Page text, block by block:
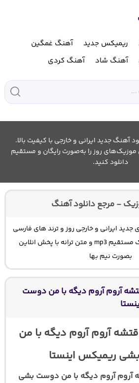
ریمیکس جدید
آهنگ غمگین
آهنگ شاد آهنگ کردی
جدید ایرانی و خارجی با کیفیت بالا.
موزیک‌های روز را به‌صورت رایگان و مستقیم
دانلود کنید.
- مرجع دانلود آهنگ
ایرانی و خارجی روز و ترند های فارسی
و انگلیسی بهمراه لینک مستقیم mp3 و متن ترانه با پخش انلاین
بصورت نیم بها
آروم آروم دیگه با من دوست
آروم آروم دیگه با من
ریمیکس اینستا
آروم آروم دیگه با من دوست بشی